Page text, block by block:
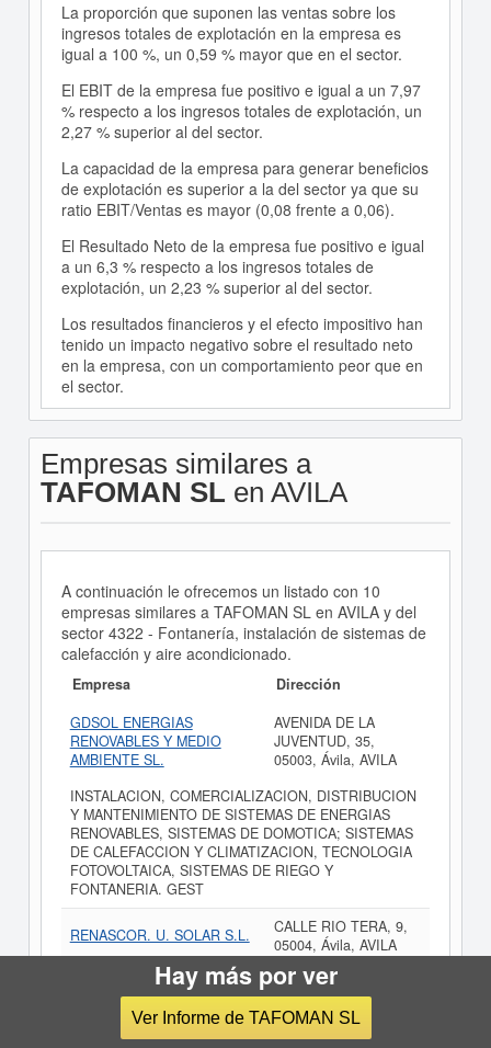
La proporción que suponen las ventas sobre los
ingresos totales de explotación en la empresa es
igual a 100 %, un 0,59 % mayor que en el sector.
El EBIT de la empresa fue positivo e igual a un 7,97
% respecto a los ingresos totales de explotación, un
2,27 % superior al del sector.
La capacidad de la empresa para generar beneficios
de explotación es superior a la del sector ya que su
ratio EBIT/Ventas es mayor (0,08 frente a 0,06).
El Resultado Neto de la empresa fue positivo e igual
a un 6,3 % respecto a los ingresos totales de
explotación, un 2,23 % superior al del sector.
Los resultados financieros y el efecto impositivo han
tenido un impacto negativo sobre el resultado neto
en la empresa, con un comportamiento peor que en
el sector.
Empresas similares a
TAFOMAN SL en AVILA
A continuación le ofrecemos un listado con 10
empresas similares a TAFOMAN SL en AVILA y del
sector 4322 - Fontanería, instalación de sistemas de
calefacción y aire acondicionado.
Empresa
Dirección
GDSOL ENERGIAS
RENOVABLES Y MEDIO
AMBIENTE SL.
AVENIDA DE LA
JUVENTUD, 35,
05003, Ávila, AVILA
INSTALACION, COMERCIALIZACION, DISTRIBUCION
Y MANTENIMIENTO DE SISTEMAS DE ENERGIAS
RENOVABLES, SISTEMAS DE DOMOTICA; SISTEMAS
DE CALEFACCION Y CLIMATIZACION, TECNOLOGIA
FOTOVOLTAICA, SISTEMAS DE RIEGO Y
FONTANERIA. GEST
RENASCOR. U. SOLAR S.L.
CALLE RIO TERA, 9,
05004, Ávila, AVILA
INGENIERIA Y ESTUDIO, MONTAJE E INSTALACION,
COMPRAVENTA Y/O IMPORTACION DE ELEMENTOS
Y SITEMAS DE ENERGIAS ALTERNATIVAS, ENERGIA
SOLAR, ENERGIA EOLICA, ENERGIA HIDRAULICA Y
Hay más por ver
Ver Informe de TAFOMAN SL